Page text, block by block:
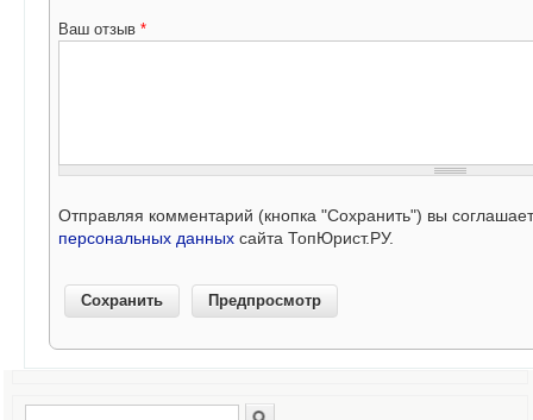
Ваш отзыв *
Отправляя комментарий (кнопка "Сохранить") вы
персональных данных сайта ТопЮрист.РУ.